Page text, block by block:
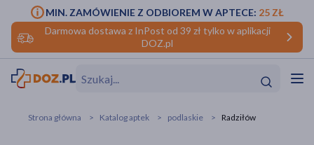
Darmowa dostawa z InPost od 39 zł tylko w aplikacji
DOZ.pl
MIN. ZAMÓWIENIE Z ODBIOREM W APTECE: 25 ZŁ
Strona główna Katalog aptek podlaskie Radziłów